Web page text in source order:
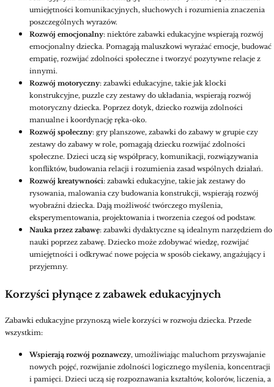
umiejętności komunikacyjnych, słuchowych i rozumienia znaczenia
poszczególnych wyrazów.
Rozwój emocjonalny: niektóre zabawki edukacyjne wspierają rozwój
emocjonalny dziecka. Pomagają maluszkowi wyrażać emocje, budować
empatię, rozwijać zdolności społeczne i tworzyć pozytywne relacje z
innymi.
Rozwój motoryczny: zabawki edukacyjne, takie jak klocki
konstrukcyjne, puzzle czy zestawy do układania, wspierają rozwój
motoryczny dziecka. Poprzez dotyk, dziecko rozwija zdolności
manualne i koordynację ręka-oko.
Rozwój społeczny: gry planszowe, zabawki do zabawy w grupie czy
zestawy do zabawy w role, pomagają dziecku rozwijać zdolności
społeczne. Dzieci uczą się współpracy, komunikacji, rozwiązywania
konfliktów, budowania relacji i rozumienia zasad wspólnych działań.
Rozwój kreatywności: zabawki edukacyjne, takie jak zestawy do
rysowania, malowania czy budowania konstrukcji, wspierają rozwój
wyobraźni dziecka. Dają możliwość twórczego myślenia,
eksperymentowania, projektowania i tworzenia czegoś od podstaw.
Nauka przez zabawę: zabawki dydaktyczne są idealnym narzędziem do
nauki poprzez zabawę. Dziecko może zdobywać wiedzę, rozwijać
umiejętności i odkrywać nowe pojęcia w sposób ciekawy, angażujący i
przyjemny.
Korzyści płynące z zabawek edukacyjnych
Zabawki edukacyjne przynoszą wiele korzyści w rozwoju dziecka. Przede
wszystkim:
Wspierają rozwój poznawczy, umożliwiając maluchom przyswajanie
nowych pojęć, rozwijanie zdolności logicznego myślenia, koncentracji
i pamięci. Dzieci uczą się rozpoznawania kształtów, kolorów, liczenia, a